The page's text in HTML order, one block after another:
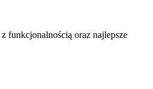
funkcjonalnością oraz najlepsze